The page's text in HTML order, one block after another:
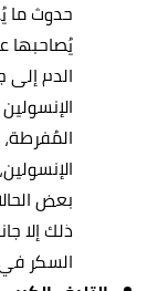
حدوث ما
يُصاحبها
الدم
بعض
ذلك إلا
السكر